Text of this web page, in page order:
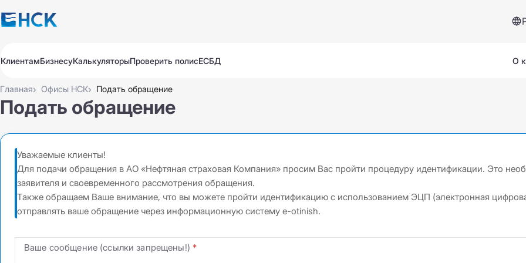
Клиентам
Авто
Путешествие
Медицина
Все продукты
ПродлитьОплатитьПроверить
Автострахование
ОС ГПО ВТС
Бизнесу
Авто
Путешествие
Медицина
Добровольное для бизнеса
Все продукты
ПродлитьОплатитьПроверить
Автострахование
ОС ГПО ВТС
КалькуляторыПроверить полисЕСБД О
Главная› Офисы НСК› Подать обращение
Подать обращение
Уважаемые клиенты!
Для подачи обращения в АО «Нефтяная страховая Компания» просим Вас пройти процедуру идентификации. Это
заявителя и своевременного рассмотрения обращения.
Также обращаем Ваше внимание, что вы можете пройти идентификацию с использованием ЭЦП (электронная
отправлять ваше обращение через информационную систему e-otinish.
Ваше сообщение (ссылки запрещены!)